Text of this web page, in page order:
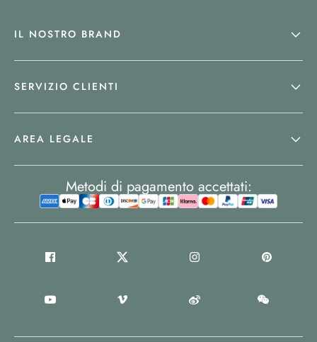
IL NOSTRO BRAND
SERVIZIO CLIENTI
AREA LEGALE
Metodi di pagamento accettati: